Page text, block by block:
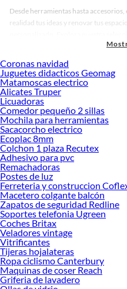
Desde herramientas hasta
realidad tus ideas y renovar tus
accesorios de calidad que te ayudarán
Desde remodelaciones hasta
tus ideas realidad. ¡Visítanos y
Muebles de terraza!
Explora la variedad de productos
Herramientas, materiales y accesorios
renovación de espacios. ¡Visítanos y
ofrecerte!
Encuentra una amplia variedad de
Encuentra todo lo necesario para tus
¡Visítanos y haz tus ideas realidad!
Coronas navidad
Juguetes didacticos Geomag
Matamoscas electrico
Alicates Truper
Licuadoras
Comedor pequeño 2 sillas
Mochila para herramientas
Sacacorcho electrico
Ecoplac 8mm
Colchon 1 plaza Recutex
Adhesivo para pvc
Remachadoras
Postes de luz
Ferreteria y construccion
Macetero colgante balcón
Zapatos de seguridad Redline
Soportes telefonia Ugreen
Coches Britax
Veladores vintage
Vitrificantes
Tijeras hojalateras
Ropa ciclismo Canterbury
Maquinas de coser Reach
Griferia de lavadero